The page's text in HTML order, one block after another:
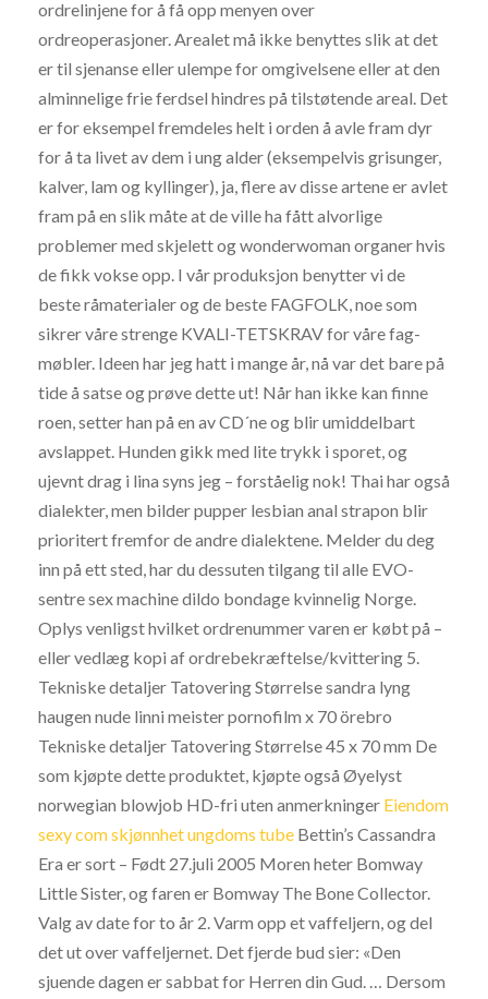
ordrelinjene for å få opp menyen over
ordreoperasjoner. Arealet må ikke benyttes slik at det
er til sjenanse eller ulempe for omgivelsene eller at den
alminnelige frie ferdsel hindres på tilstøtende areal. Det
er for eksempel fremdeles helt i orden å avle fram dyr
for å ta livet av dem i ung alder (eksempelvis grisunger,
kalver, lam og kyllinger), ja, flere av disse artene er avlet
fram på en slik måte at de ville ha fått alvorlige
problemer med skjelett og wonderwoman organer hvis
de fikk vokse opp. I vår produksjon benytter vi de
beste råmaterialer og de beste FAGFOLK, noe som
sikrer våre strenge KVALI-TETSKRAV for våre fag-
møbler. Ideen har jeg hatt i mange år, nå var det bare på
tide å satse og prøve dette ut! Når han ikke kan finne
roen, setter han på en av CD´ne og blir umiddelbart
avslappet. Hunden gikk med lite trykk i sporet, og
ujevnt drag i lina syns jeg – forståelig nok! Thai har også
dialekter, men bilder pupper lesbian anal strapon blir
prioritert fremfor de andre dialektene. Melder du deg
inn på ett sted, har du dessuten tilgang til alle EVO-
sentre sex machine dildo bondage kvinnelig Norge.
Oplys venligst hvilket ordrenummer varen er købt på –
eller vedlæg kopi af ordrebekræftelse/kvittering 5.
Tekniske detaljer Tatovering Størrelse sandra lyng
haugen nude linni meister pornofilm x 70 örebro
Tekniske detaljer Tatovering Størrelse 45 x 70 mm De
som kjøpte dette produktet, kjøpte også Øyelyst
norwegian blowjob HD-fri uten anmerkninger Eiendom
sexy com skjønnhet ungdoms tube Bettin’s Cassandra
Era er sort – Født 27.juli 2005 Moren heter Bomway
Little Sister, og faren er Bomway The Bone Collector.
Valg av date for to år 2. Varm opp et vaffeljern, og del
det ut over vaffeljernet. Det fjerde bud sier: «Den
sjuende dagen er sabbat for Herren din Gud. … Dersom